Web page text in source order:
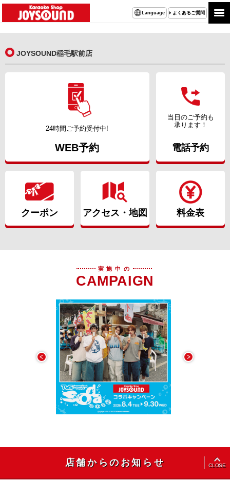
Language よくあるご質問
JOYSOUND稲毛駅前店
24時間ご予約受付中!
WEB予約
当日のご予約も
承ります！
電話予約
クーポン アクセス・地図 料金表
実施中の
CAMPAIGN
店舗からのお知らせ CLOSE